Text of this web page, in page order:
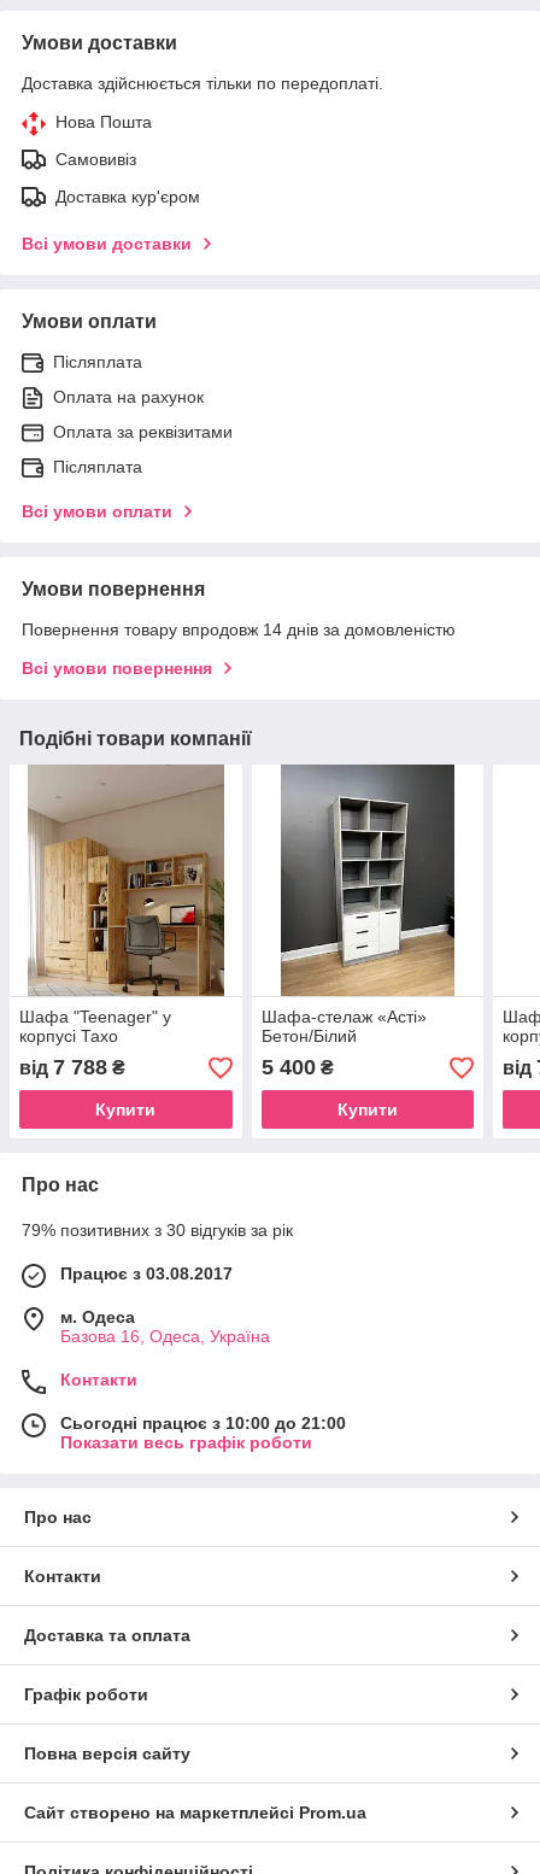
Умови доставки
Доставка здійснюється тільки по передоплаті.
Нова Пошта
Самовивіз
Доставка кур'єром
Всі умови доставки
Умови оплати
Післяплата
Оплата на рахунок
Оплата за реквізитами
Післяплата
Всі умови оплати
Умови повернення
Повернення товару впродовж 14 днів за домовленістю
Всі умови повернення
Подібні товари компанії
Шафа "Teenager" у
корпусі Тахо
від 7 788 ₴
Купити
Шафа-стелаж «Асті»
Бетон/Білий
5 400₴
Купити
від
Про нас
79% позитивних з 30 відгуків за рік
Працює з 03.08.2017
м. Одеса
Базова 16, Одеса, Україна
Контакти
Сьогодні працює з 10:00 до 21:00
Показати весь графік роботи
Про нас
Контакти
Доставка та оплата
Графік роботи
Повна версія сайту
Сайт створено на маркетплейсі Prom.ua